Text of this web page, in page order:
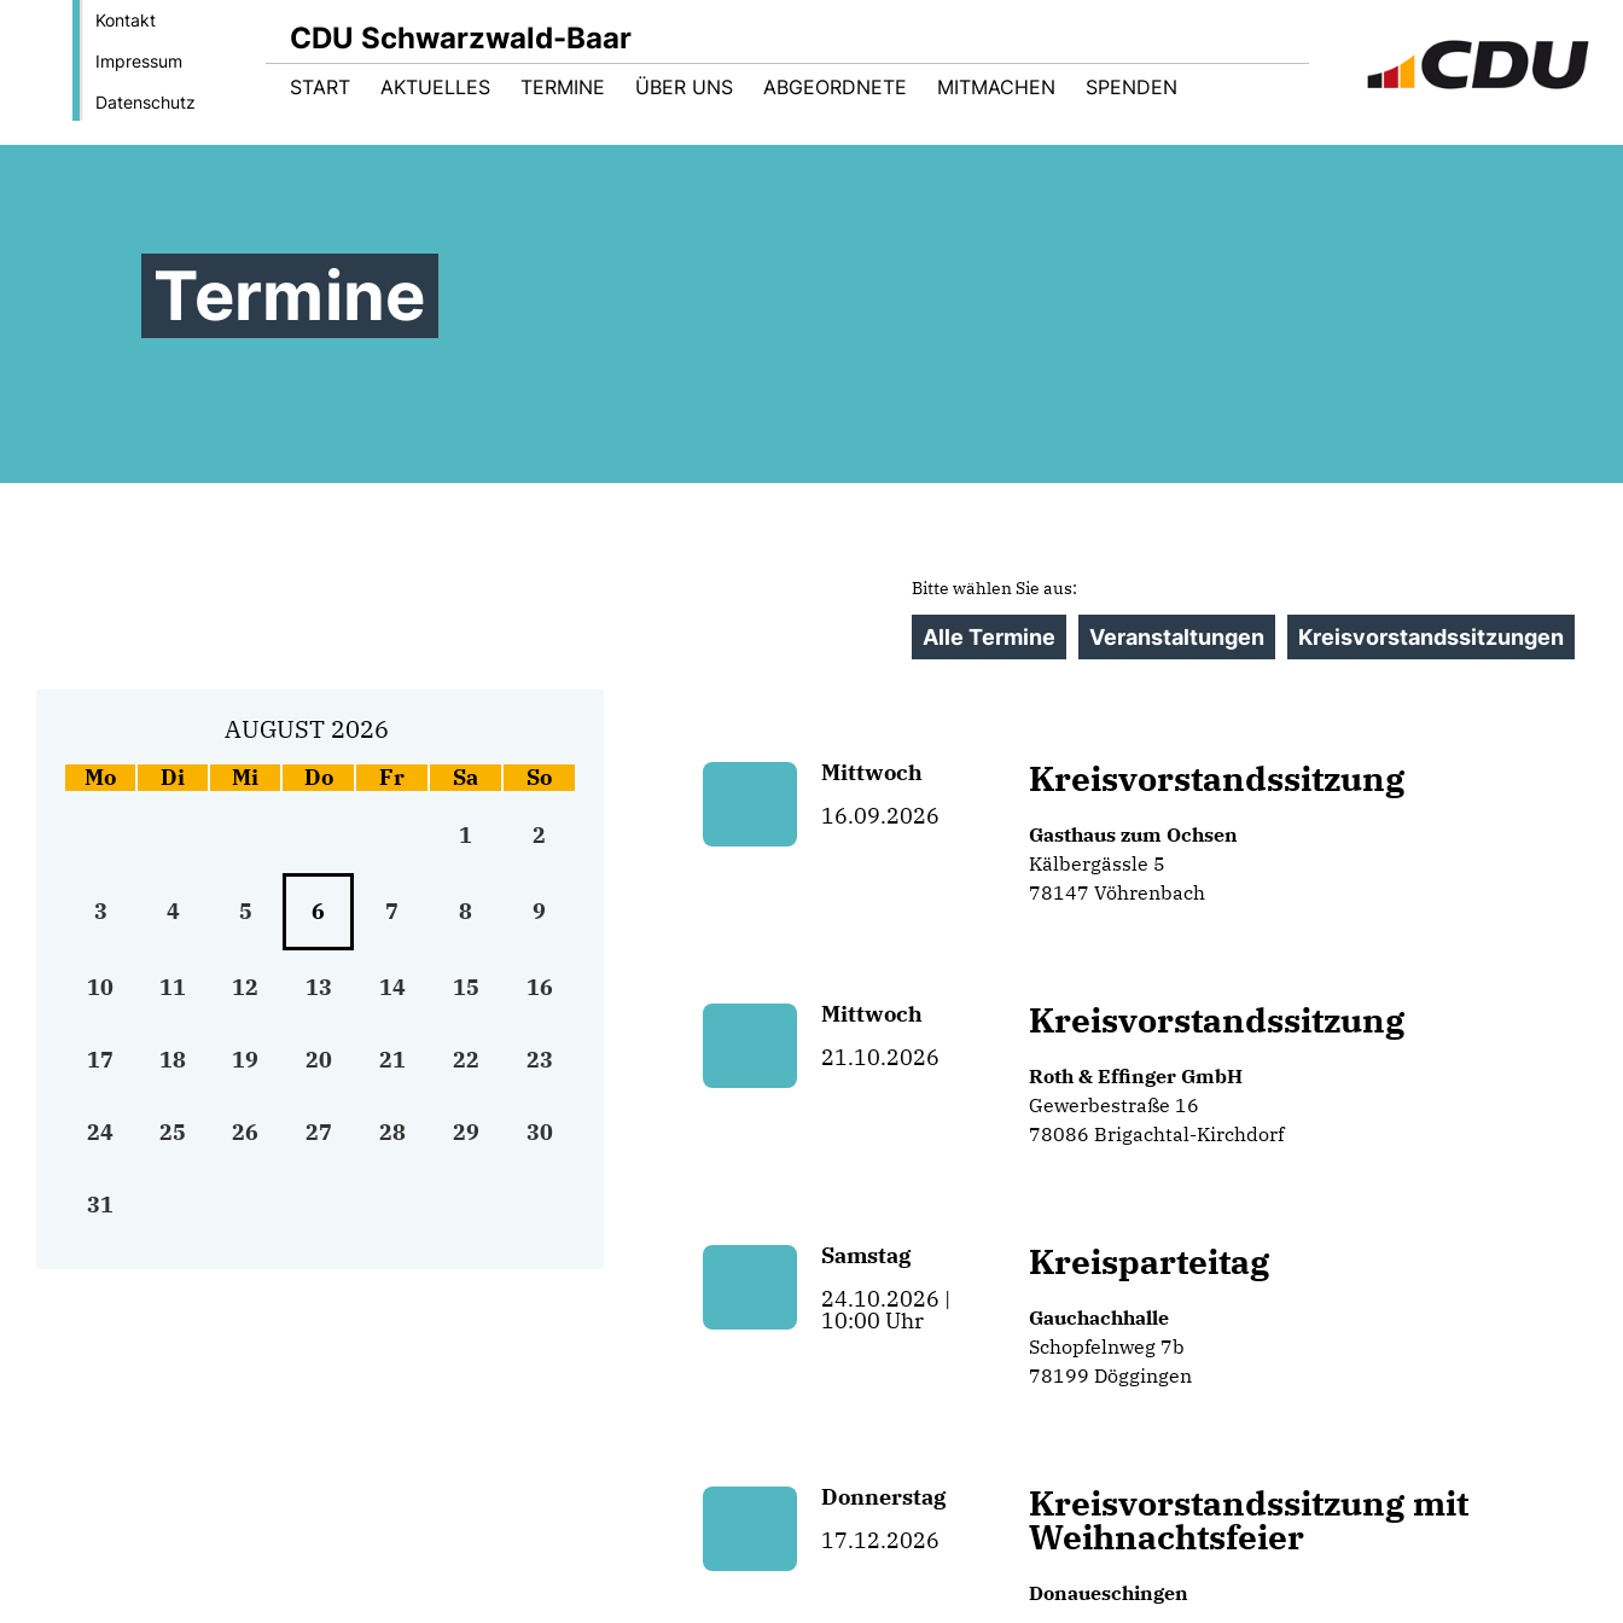
Kontakt
Impressum
Datenschutz
CDU Schwarzwald-Baar
START AKTUELLES TERMINE ÜBER UNS ABGEORDNETE MITMACHEN SPENDEN
Termine
Bitte wählen Sie aus:
Alle Termine Veranstaltungen Kreisvorstandssitzungen
AUGUST 2026
Mo Di Mi Do Fr Sa So
1 2
3 4 5 6 7 8 9
10 11 12 13 14 15 16
17 18 19 20 21 22 23
24 25 26 27 28 29 30
31
Mittwoch
16.09.2026
Kreisvorstandssitzung
Gasthaus zum Ochsen
Kälbergässle 5
78147 Vöhrenbach
Mittwoch
21.10.2026
Kreisvorstandssitzung
Roth & Effinger GmbH
Gewerbestraße 16
78086 Brigachtal-Kirchdorf
Samstag
24.10.2026 |
10:00 Uhr
Kreisparteitag
Gauchachhalle
Schopfelnweg 7b
78199 Döggingen
Donnerstag
17.12.2026
Kreisvorstandssitzung mit
Weihnachtsfeier
Donaueschingen